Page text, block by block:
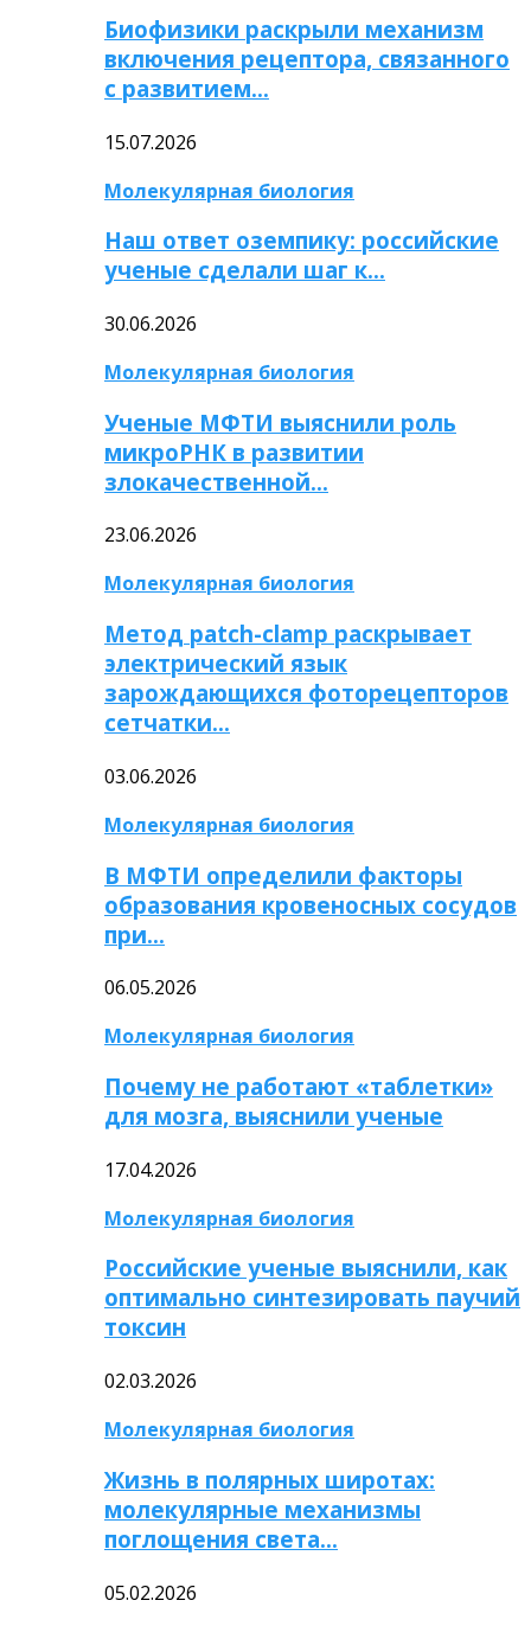
Биофизики раскрыли механизм
включения рецептора, связанного
с развитием…
15.07.2026
Молекулярная биология
Наш ответ оземпику: российские
ученые сделали шаг к…
30.06.2026
Молекулярная биология
Ученые МФТИ выяснили роль
микроРНК в развитии
злокачественной…
23.06.2026
Молекулярная биология
Метод patch-clamp раскрывает
электрический язык
зарождающихся фоторецепторов
сетчатки…
03.06.2026
Молекулярная биология
В МФТИ определили факторы
образования кровеносных сосудов
при…
06.05.2026
Молекулярная биология
Почему не работают «таблетки»
для мозга, выяснили ученые
17.04.2026
Молекулярная биология
Российские ученые выяснили, как
оптимально синтезировать паучий
токсин
02.03.2026
Молекулярная биология
Жизнь в полярных широтах:
молекулярные механизмы
поглощения света…
05.02.2026